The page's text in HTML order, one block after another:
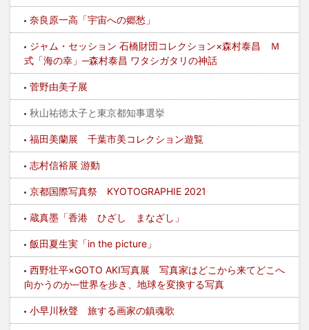
奈良原一高「宇宙への郷愁」
ジャム・セッション 石橋財団コレクション×森村泰昌 Ｍ
式「海の幸」─森村泰昌 ワタシガタリの神話
菅野由美子展
秋山祐徳太子と東京都知事選挙
福田美蘭展 千葉市美コレクション遊覧
志村信裕展 游動
京都国際写真祭 KYOTOGRAPHIE 2021
蔵真墨「香港 ひざし まなざし」
飯田夏生実「in the picture」
西野壮平×GOTO AKI写真展 写真家はどこから来てどこへ
向かうのか─世界を歩き、地球を変換する写真
小早川秋聲 旅する画家の鎮魂歌